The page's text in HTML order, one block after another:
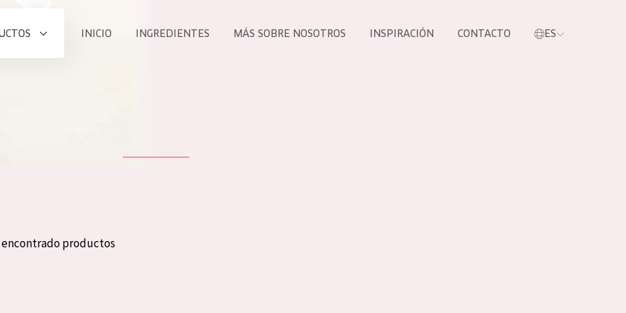
INICIO INGREDIENTES MÁS SOBRE NOSOTROS INSPIRACIÓN CONTACTO ES
encontrado productos